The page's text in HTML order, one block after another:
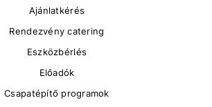
Ajánlatkérés
Rendezvény catering
Eszközbérlés
Előadók
Csapatépítő programok